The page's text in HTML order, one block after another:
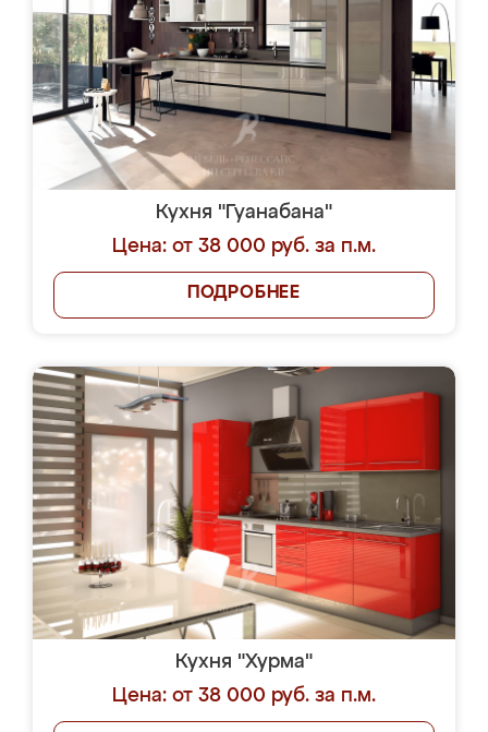
Кухня "Гуанабана"
Цена: от 38 000 руб. за п.м.
ПОДРОБНЕЕ
Кухня "Хурма"
Цена: от 38 000 руб. за п.м.